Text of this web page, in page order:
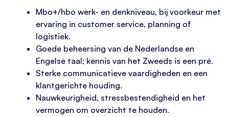
Mbo+/hbo werk- en denkniveau, bij voorkeur met
ervaring in customer service, planning of
logistiek.
Goede beheersing van de Nederlandse en
Engelse taal; kennis van het Zweeds is een pré.
Sterke communicatieve vaardigheden en een
klantgerichte houding.
Nauwkeurigheid, stressbestendigheid en het
vermogen om overzicht te houden.